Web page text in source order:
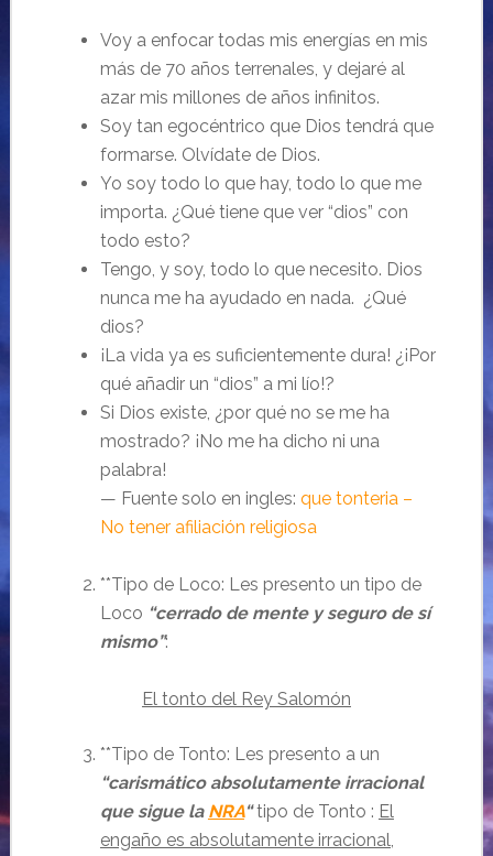
Voy a enfocar todas mis energías en mis
más de 70 años terrenales, y dejaré al
azar mis millones de años infinitos.
Soy tan egocéntrico que Dios tendrá que
formarse. Olvídate de Dios.
Yo soy todo lo que hay, todo lo que me
importa. ¿Qué tiene que ver “dios” con
todo esto?
Tengo, y soy, todo lo que necesito. Dios
nunca me ha ayudado en nada. ¿Qué
dios?
¡La vida ya es suficientemente dura! ¿¡Por
qué añadir un “dios” a mi lío!?
Si Dios existe, ¿por qué no se me ha
mostrado? ¡No me ha dicho ni una
palabra!
— Fuente solo en ingles: que tonteria –
No tener afiliación religiosa
**Tipo de Loco: Les presento un tipo de
Loco “cerrado de mente y seguro de sí
mismo”:
El tonto del Rey Salomón
**Tipo de Tonto: Les presento a un
“carismático absolutamente irracional
que sigue la NRA“tipo de Tonto : El
engaño es absolutamente irracional,